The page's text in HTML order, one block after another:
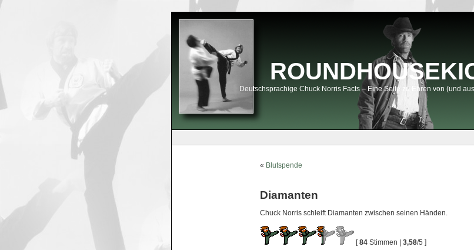
Deutschsprachige Chuck Norris Facts – Eine Seite zu Ehren von (und
« Blutspende
Diamanten
Chuck Norris schleift Diamanten zwischen seinen Händen.
[84 Stimmen | 3,58/5 ]